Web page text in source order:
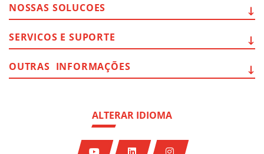
ALTERAR IDIOMA
NOSSAS SOLUCOES
SERVICOS E SUPORTE
OUTRAS INFORMAÇÕES